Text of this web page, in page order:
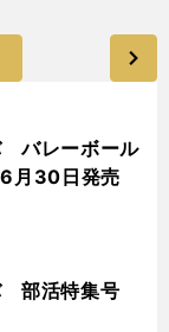
バレーボール
30日発売
部活特集号